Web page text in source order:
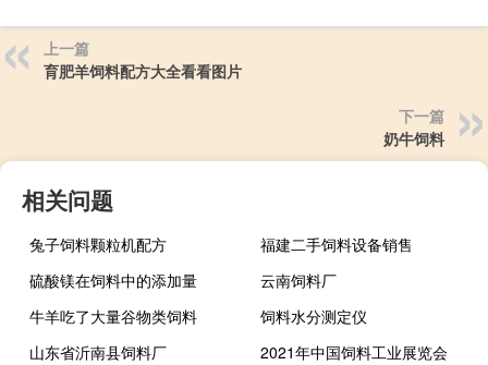
上一篇
育肥羊饲料配方大全看看图片
下一篇
奶牛饲料
相关问题
兔子饲料颗粒机配方
福建二手饲料设备销售
硫酸镁在饲料中的添加量
云南饲料厂
牛羊吃了大量谷物类饲料
饲料水分测定仪
山东省沂南县饲料厂
2021年中国饲料工业展览会